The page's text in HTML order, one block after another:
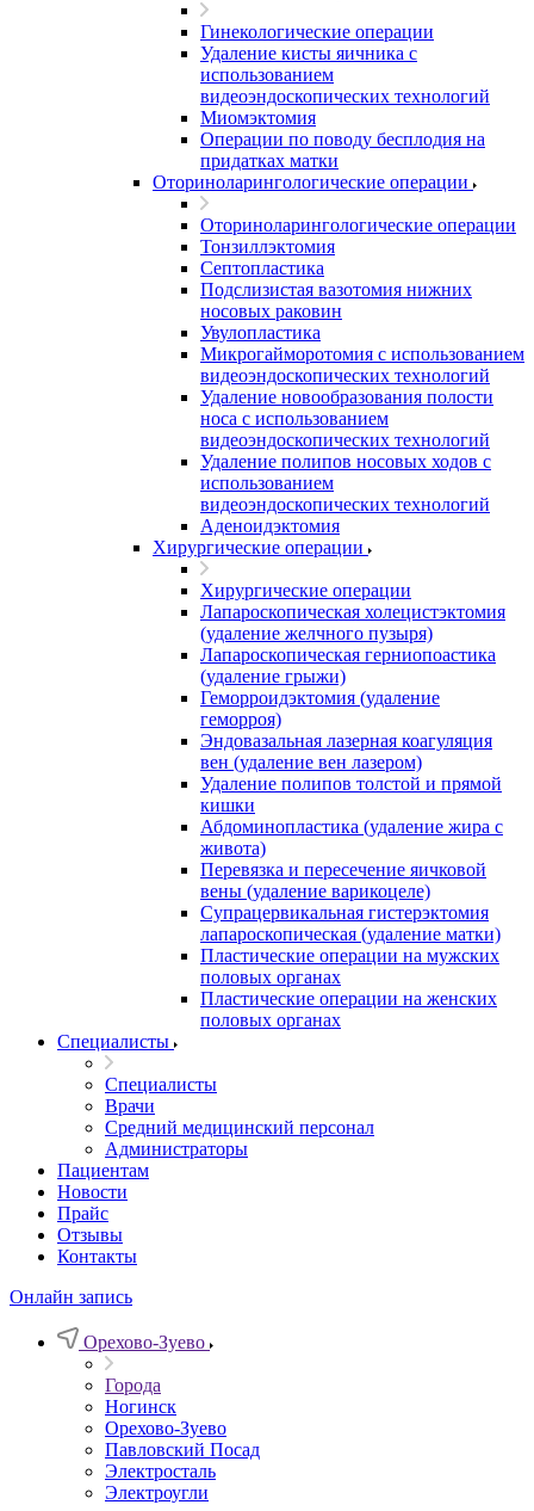
Гинекологические операции
Удаление кисты яичника с
использованием
видеоэндоскопических технологий
Миомэктомия
Операции по поводу бесплодия на
придатках матки
Оториноларингологические операции
Оториноларингологические операции
Тонзиллэктомия
Септопластика
Подслизистая вазотомия нижних
носовых раковин
Увулопластика
Микрогайморотомия с использованием
видеоэндоскопических технологий
Удаление новообразования полости
носа с использованием
видеоэндоскопических технологий
Удаление полипов носовых ходов с
использованием
видеоэндоскопических технологий
Аденоидэктомия
Хирургические операции
Хирургические операции
Лапароскопическая холецистэктомия
(удаление желчного пузыря)
Лапароскопическая герниопоастика
(удаление грыжи)
Геморроидэктомия (удаление
геморроя)
Эндовазальная лазерная коагуляция
вен (удаление вен лазером)
Удаление полипов толстой и прямой
кишки
Абдоминопластика (удаление жира с
живота)
Перевязка и пересечение яичковой
вены (удаление варикоцеле)
Супрацервикальная гистерэктомия
лапароскопическая (удаление матки)
Пластические операции на мужских
половых органах
Пластические операции на женских
половых органах
Специалисты
Специалисты
Врачи
Средний медицинский персонал
Администраторы
Пациентам
Новости
Прайс
Отзывы
Контакты
Онлайн запись
Орехово-Зуево
Города
Ногинск
Орехово-Зуево
Павловский Посад
Электросталь
Электроугли